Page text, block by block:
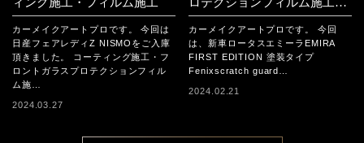
カーメイクアートプロです。 今回は
日産フェアレディZ NISMOをご入庫
頂きました。 コーティング施工・フ
ロントガラスプロテクションフィル
ム施…
2024.03.27
カーメイクアートプロです。 今回
は、新車ロータスエミーラEMIRA
FIRST EDITION 塗装タイプ
Fenixscratch guard…
2024.02.21